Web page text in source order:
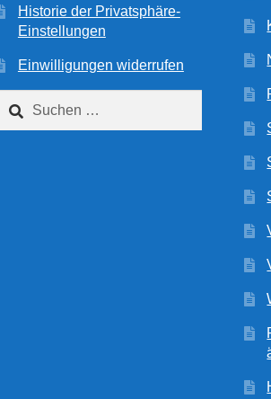
Historie der Privatsphäre-
Einstellungen
Einwilligungen widerrufen
nach: